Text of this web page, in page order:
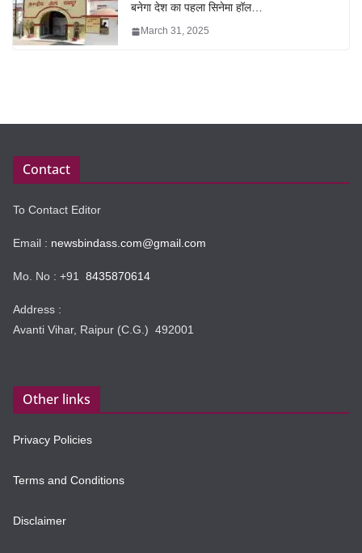
बनेगा देश का पहला सिनेमा हॉल…
March 31, 2025
Contact
To Contact Editor
Email : newsbindass.com@gmail.com
Mo. No : +91 8435870614
Address :
Avanti Vihar, Raipur (C.G.) 492001
Other links
Privacy Policies
Terms and Conditions
Disclaimer